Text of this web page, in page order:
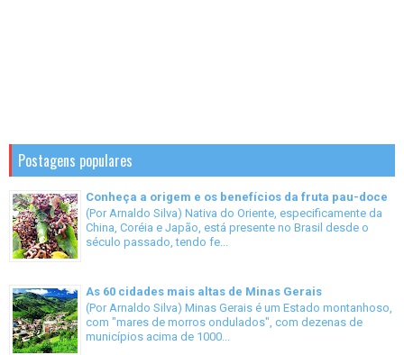
Postagens populares
Conheça a origem e os benefícios da fruta pau-doce
(Por Arnaldo Silva) Nativa do Oriente, especificamente da
China, Coréia e Japão, está presente no Brasil desde o
século passado, tendo fe...
As 60 cidades mais altas de Minas Gerais
(Por Arnaldo Silva) Minas Gerais é um Estado montanhoso,
com "mares de morros ondulados", com dezenas de
municípios acima de 1000...